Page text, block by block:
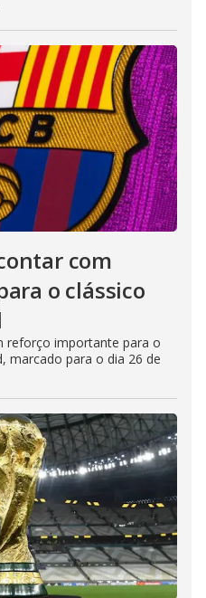
com
o clássico
reforço importante para o
marcado para o dia 26 de